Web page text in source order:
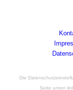
Die
Seite unten